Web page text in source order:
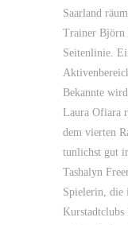
Saarland
Trainer Björn
Seitenlinie.
Bekannte
Laura Ofiara
dem vierten
tunlichst gut
Tashalyn
Spielerin, die
Kurstadtclubs